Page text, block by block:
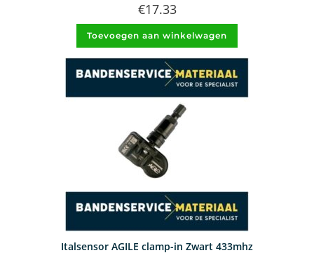
€17.33
Toevoegen aan winkelwagen
Italsensor AGILE clamp-in Zwart 433mhz